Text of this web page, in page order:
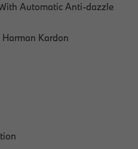
Automatic Anti-dazzle
Kardon